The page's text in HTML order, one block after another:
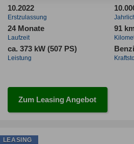
10.2022
Erstzulassung
24 Monate
Laufzeit
91
ca. 373 kW (507 PS)
Leistung
Zum Leasing Angebot
LEASING